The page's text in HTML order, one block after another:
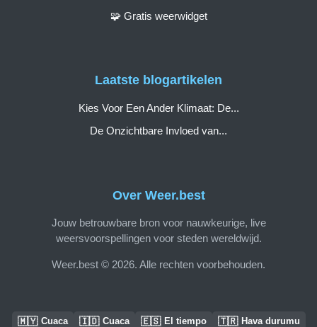
Over Weer.best
Jouw betrouwbare bron voor nauwkeurige, live
weersvoorspellingen voor steden wereldwijd.
Weer.best © 2026. Alle rechten voorbehouden.
🧩 Gratis weerwidget
Laatste blogartikelen
Kies Voor Een Ander Klimaat: De...
De Onzichtbare Invloed van...
🇲🇾 Cuaca 🇮🇩 Cuaca 🇪🇸 El tiempo 🇹🇷 Hava durumu